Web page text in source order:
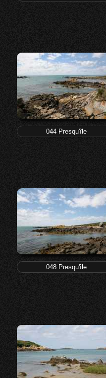
044 Presqu'île
048 Presqu'île